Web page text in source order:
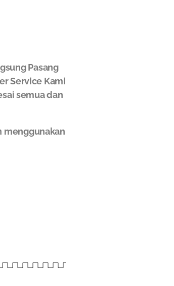
Pasang
Service Kami
semua dan
menggunakan